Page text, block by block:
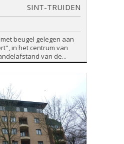
SINT-TRUIDEN
beugel gelegen aan
in het centrum van
van de...